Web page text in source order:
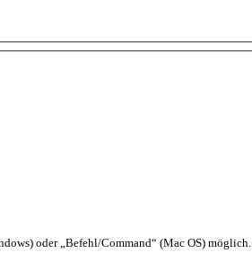
oder „Befehl/Command“ (Mac OS) möglich.